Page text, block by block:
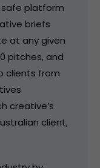
safe platform
briefs
at any given
pitches, and
clients from
creative’s
client,